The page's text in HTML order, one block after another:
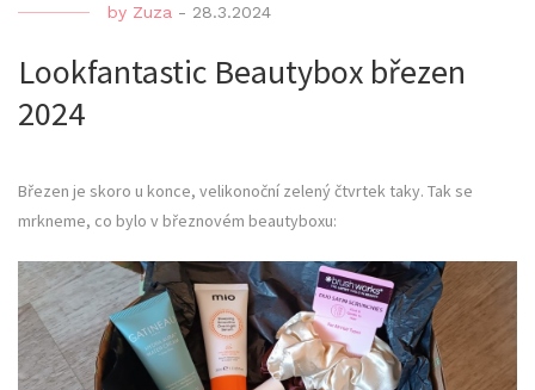
by Zuza - 28.3.2024
Lookfantastic Beautybox březen
2024
Březen je skoro u konce, velikonoční zelený čtvrtek taky. Tak se
mrkneme, co bylo v březnovém beautyboxu: